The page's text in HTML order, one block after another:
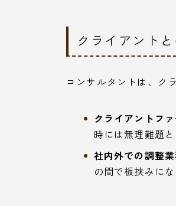
クライアント
コンサルタントは、ク
クライアントフ
時には無理難題
社内外での調整
の間で板挟みに